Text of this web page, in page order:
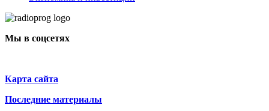
Мы в соцсетях
Карта сайта
Последние материалы